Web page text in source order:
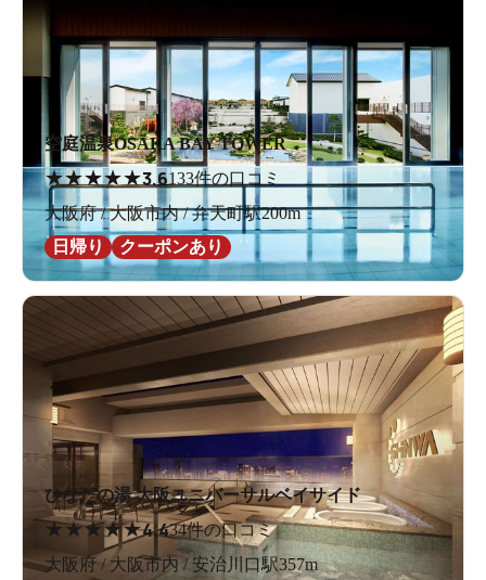
空庭温泉OSAKA BAY TOWER
★★★★★3.6133件の口コミ
大阪府 / 大阪市内 / 弁天町駅200m
日帰り
クーポンあり
ひなたの湯 大阪ユニバーサルベイサイド
★★★★★4.434件の口コミ
大阪府 / 大阪市内 / 安治川口駅357m